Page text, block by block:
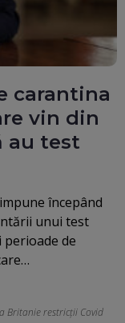
carantina
vin din
au test
începând
unui test
perioade de
Britanie restricții Covid